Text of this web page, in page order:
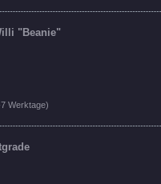
"Beanie"
Werktage)